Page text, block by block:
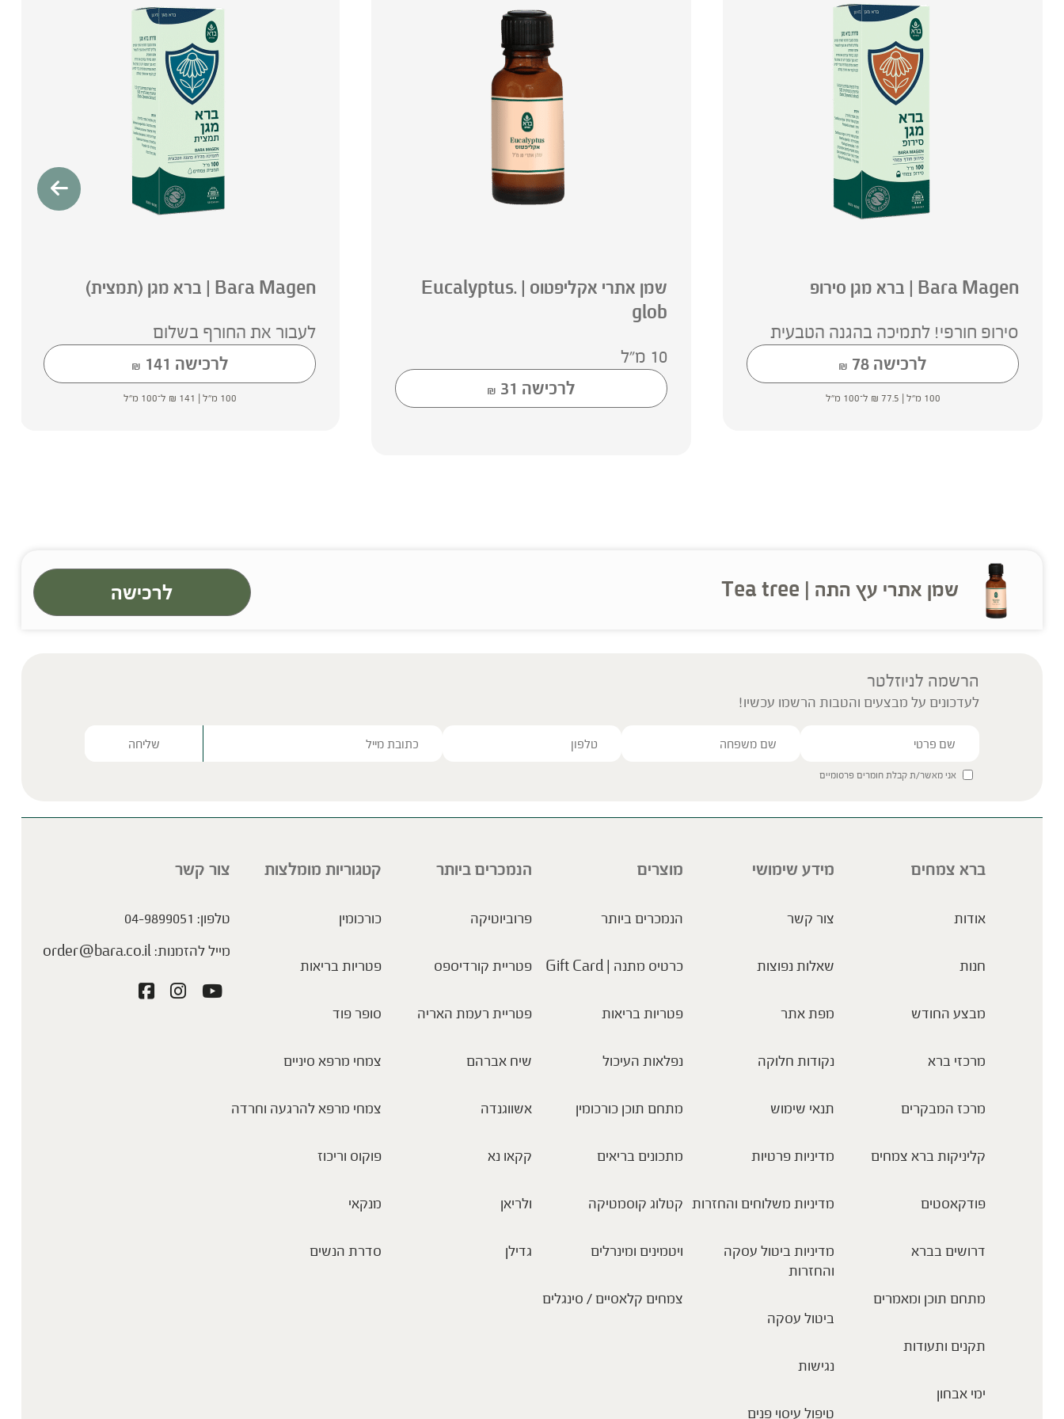
Bara Magen | ברא מגן סירופ
סירופ חורפי! לתמיכה בהגנה הטבעית
לרכישה
₪ 78
100 מ"ל | ₪ 77.5 ל־100 מ"ל
שמן אתרי אקליפטוס | .Eucalyptus
glob
10 מ"ל
לרכישה
₪ 31
Bara Magen | ברא מגן (תמצית)
לעבור את החורף בשלום
לרכישה
₪ 141
100 מ"ל | ₪ 141 ל־100 מ"ל
שמן אתרי עץ התה | Tea tree לרכישה
הרשמה לניוזלטר
לעדכונים על מבצעים והטבות הרשמו עכשיו!
אני מאשר/ת קבלת חומרים פרסומיים
ברא צמחים
אודות
חנות
מבצע החודש
מרכזי ברא
מרכז המבקרים
קליניקות ברא צמחים
פודקאסטים
דרושים בברא
מתחם תוכן ומאמרים
תקנים ותעודות
ימי אבחון
מידע שימושי
צור קשר
שאלות נפוצות
מפת אתר
נקודות חלוקה
תנאי שימוש
מדיניות פרטיות
מדיניות משלוחים והחזרות
מדיניות ביטול עסקה
והחזרות
ביטול עסקה
נגישות
טיפול עיסוי פנים
מוצרים
הנמכרים ביותר
כרטיס מתנה | Gift Card
פטריות בריאות
נפלאות העיכול
מתחם תוכן כורכומין
מתכונים בריאים
קטלוג קוסמטיקה
ויטמינים ומינרלים
צמחים קלאסיים / סינגלים
הנמכרים ביותר
פרוביוטיקה
פטריית קורדיספס
פטריית רעמת האריה
שיח אברהם
אשווגנדה
קקאו נא
ולריאן
גדילן
קטגוריות מומלצות
כורכומין
פטריות בריאות
סופר פוד
צמחי מרפא סיניים
צמחי מרפא להרגעה וחרדה
פוקוס וריכוז
מנקאי
סדרת הנשים
צור קשר
טלפון: 04-9899051
מייל להזמנות:order@bara.co.il